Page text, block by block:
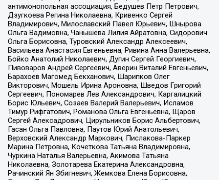
антимонопольная ассоциация, Бедушев Петр Петрович,
Дзугкоева Регина Николаевна, Кривенко Сергей
Владимирович, Милославский Павел Юрьевич, Шнырова
Ольга Вадимовна, Чанышева Лилия Айратовна, Сидорович
Ольга Борисовна, Туровский Александр Алексеевич,
Васильева Анастасия Евгеньевна, Ривина Анна Валерьевна,
Бойко Анатолий Николаевич, Дугин Сергей Георгиевич,
Пивоваров Андрей Сергеевич, Аверин Виталий Евгеньевич,
Барахоев Магомед Бекханович, Шарипков Олег
Викторович, Мошель Ирина Ароновна, Шведов Григорий
Сергеевич, Пономарев Лев Александрович, Каргалицкий
Борис Юльевич, Созаев Валерий Валерьевич, Исламов
Тимур Рифгатович, Романова Ольга Евгеньевна, Щаров
Сергей Алексадрович, Цирульников Борис Альбертович,
Гасан Ольга Павловна, Паутов Юрий Анатольевич,
Верховский Александр Маркович, Пислакова-Паркер
Марина Петровна, Кочеткова Татьяна Владимировна,
Чуркина Наталья Валерьевна, Акимова Татьяна
Николаевна, Золотарева Екатерина Александровна,
Рачинский Ян Збигневич, Жемкова Елена Борисовна,